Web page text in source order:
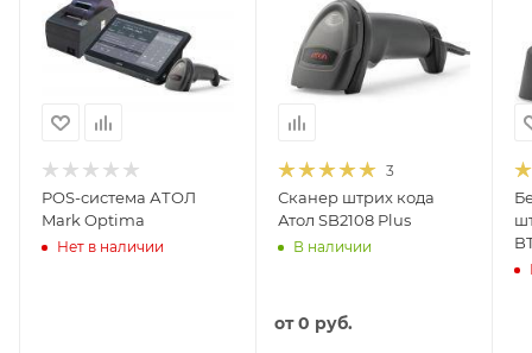
POS-система АТОЛ
Mark Optima
Нет в наличии
3
Сканер штрих кода
Атол SB2108 Plus
В наличии
от0 руб.